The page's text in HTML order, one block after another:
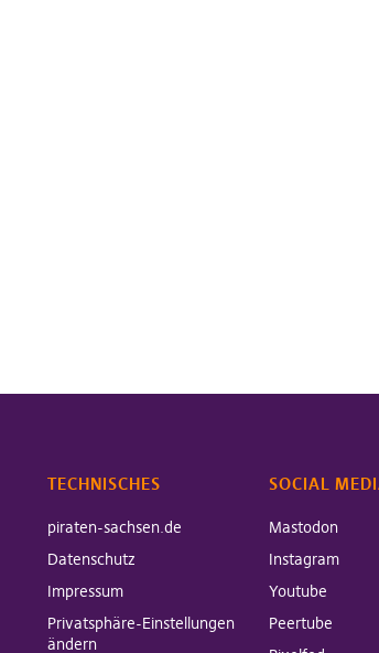
TECHNISCHES
piraten-sachsen.de
Datenschutz
Impressum
Privatsphäre-Einstellungen
ändern
SOCIAL
Mastodon
Instagram
Youtube
Peertube